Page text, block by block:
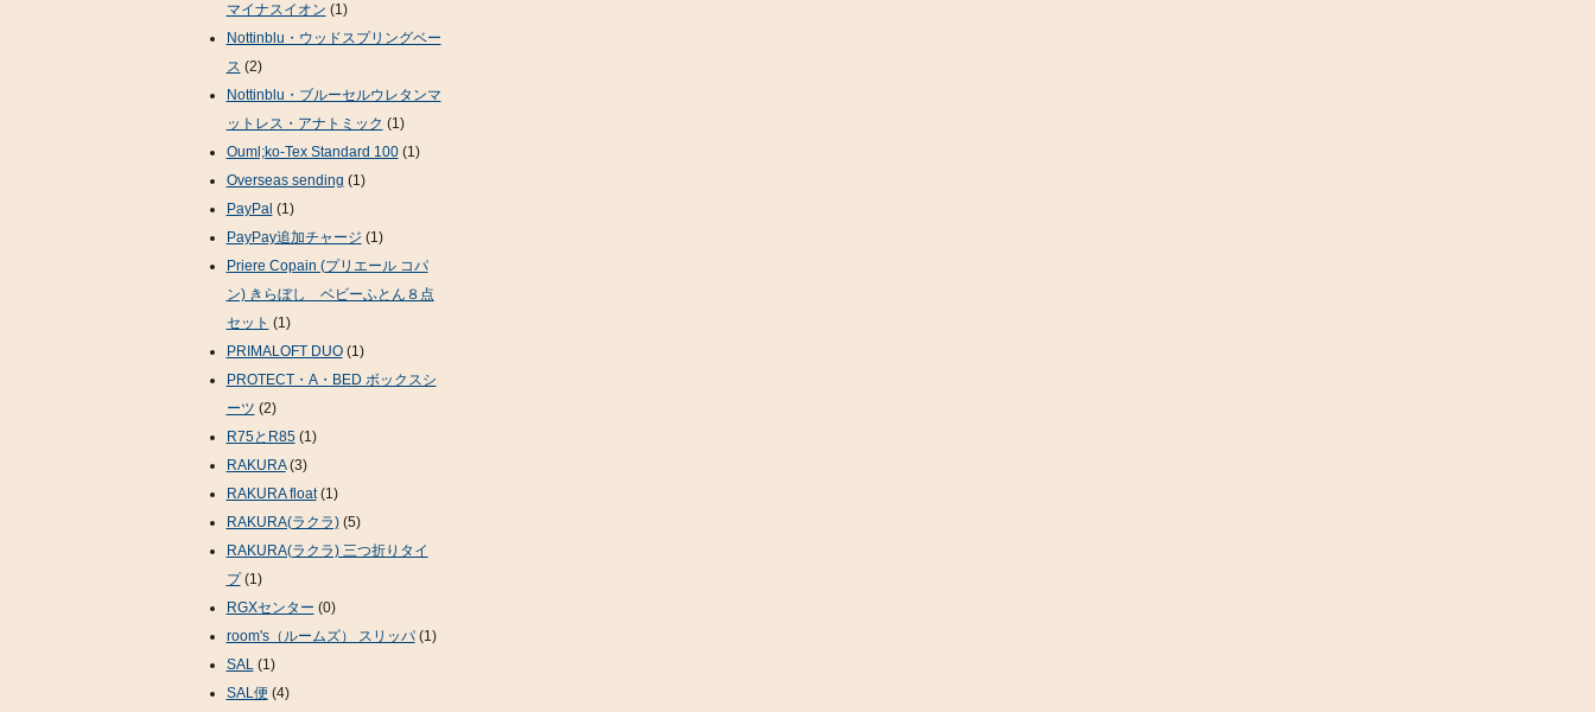
マイナスイオン (1)
Nottinblu・ウッドスプリングベー
ス (2)
Nottinblu・ブルーセルウレタンマ
ットレス・アナトミック (1)
Ouml;ko-Tex Standard 100(1)
Overseas sending (1)
PayPal (1)
PayPay追加チャージ (1)
Priere Copain (プリエール コパ
ン) きらぼし ベビーふとん８点
セット (1)
PRIMALOFT DUO(1)
PROTECT・A・BED ボックスシ
ーツ (2)
R75とR85(1)
RAKURA(3)
RAKURA float(1)
RAKURA(ラクラ)(5)
RAKURA(ラクラ) 三つ折りタイ
プ(1)
RGXセンター (0)
room's（ルームズ） スリッパ(1)
SAL(1)
SAL便(4)